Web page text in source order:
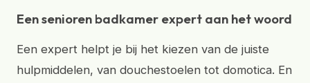
Een senioren badkamer expert aan het woord
Een expert helpt je bij het kiezen van de juiste
hulpmiddelen, van douchestoelen tot domotica. En